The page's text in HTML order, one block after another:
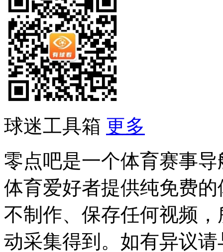
球迷工具箱 更多
零点吧是一个体育赛事
体育爱好者提供纯免费
不制作、保存任何视频
动采集得到。如有异议